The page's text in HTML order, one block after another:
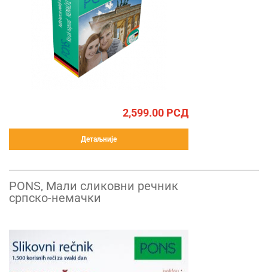
2,599.00 РСД
Детаљније
PONS, Мали сликовни речник
српско-немачки